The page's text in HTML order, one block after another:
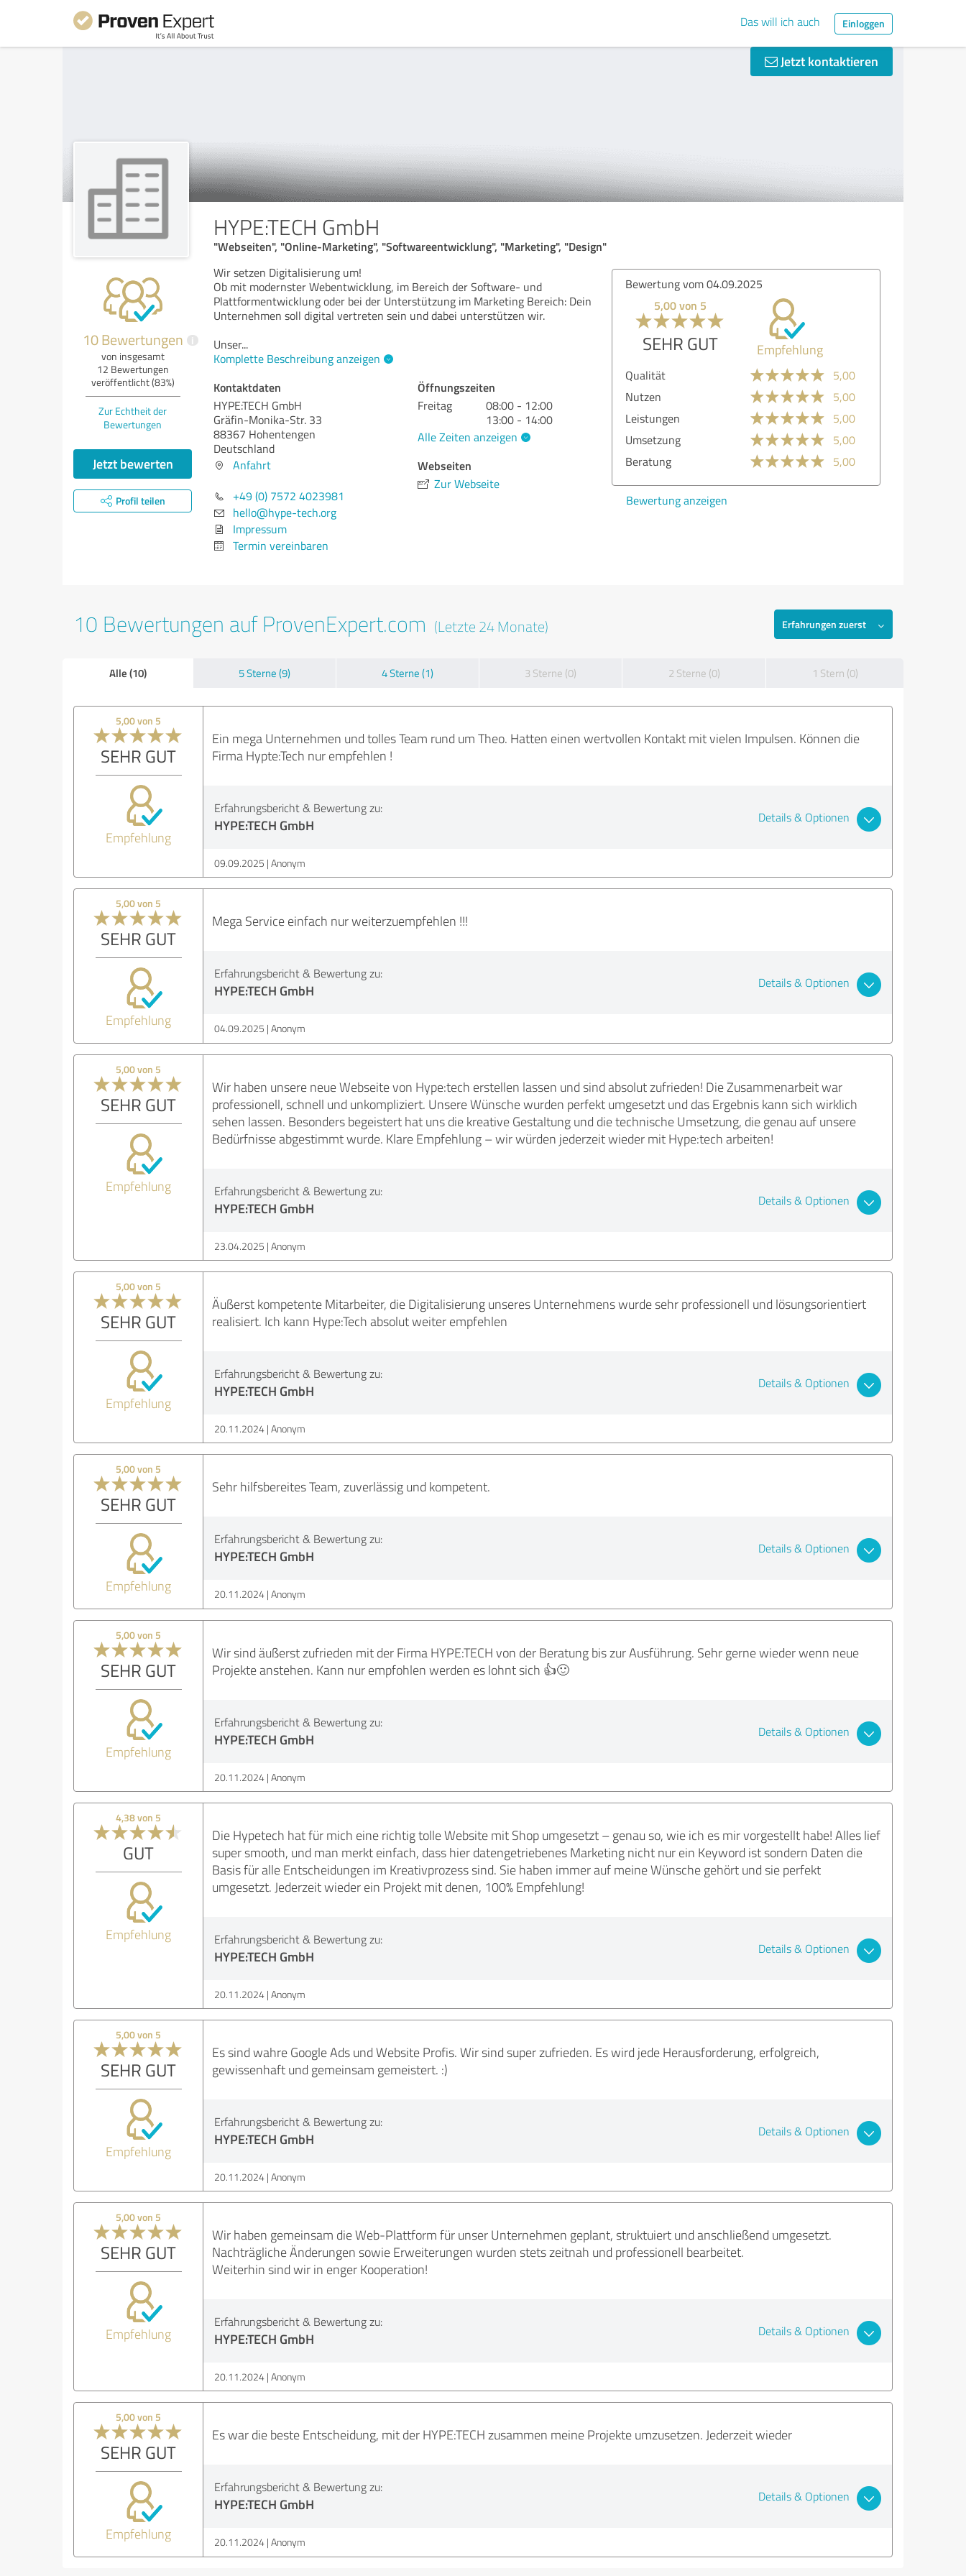
Das will ich auch Einloggen
Jetzt kontaktieren
HYPE:TECH GmbH
"Webseiten", "Online-Marketing", "Softwareentwicklung", "Marketing", "Design"
10 Bewertungen i
von insgesamt
12 Bewertungen
veröffentlicht (83%)
Zur Echtheit der
Bewertungen
Jetzt bewerten
Profil teilen
Wir setzen Digitalisierung um!
Ob mit modernster Webentwicklung, im Bereich der Software- und
Plattformentwicklung oder bei der Unterstützung im Marketing Bereich: Dein
Unternehmen soll digital vertreten sein und dabei unterstützen wir.
Unser...
Komplette Beschreibung anzeigen
Kontaktdaten
HYPE:TECH GmbH
Gräfin-Monika-Str. 33
88367 Hohentengen
Deutschland
Anfahrt
+49 (0) 7572 4023981
hello@hype-tech.org
Impressum
Termin vereinbaren
Öffnungszeiten
Freitag
08:00 - 12:00
13:00 - 14:00
Alle Zeiten anzeigen
Webseiten
Zur Webseite
Bewertung vom 04.09.2025
5,00 von 5
SEHR GUT Empfehlung
Qualität
5,00
Nutzen
5,00
Leistungen
5,00
Umsetzung
5,00
Beratung
5,00
Bewertung anzeigen
10 Bewertungen auf ProvenExpert.com (Letzte 24 Monate) Erfahrungen zuerst
Alle (10) 5 Sterne (9) 4 Sterne (1) 3 Sterne (0) 2 Sterne (0) 1 Stern (0)
5,00 von 5
SEHR GUT
Empfehlung
Ein mega Unternehmen und tolles Team rund um Theo. Hatten einen wertvollen Kontakt mit vielen Impulsen. Können die
Firma Hypte:Tech nur empfehlen !
Erfahrungsbericht & Bewertung zu:
HYPE:TECH GmbH Details & Optionen
09.09.2025 Anonym
5,00 von 5
SEHR GUT
Empfehlung
Mega Service einfach nur weiterzuempfehlen !!!
Erfahrungsbericht & Bewertung zu:
HYPE:TECH GmbH Details & Optionen
04.09.2025 Anonym
5,00 von 5
SEHR GUT
Empfehlung
Wir haben unsere neue Webseite von Hype:tech erstellen lassen und sind absolut zufrieden! Die Zusammenarbeit war
professionell, schnell und unkompliziert. Unsere Wünsche wurden perfekt umgesetzt und das Ergebnis kann sich wirklich
sehen lassen. Besonders begeistert hat uns die kreative Gestaltung und die technische Umsetzung, die genau auf unsere
Bedürfnisse abgestimmt wurde. Klare Empfehlung – wir würden jederzeit wieder mit Hype:tech arbeiten!
Erfahrungsbericht & Bewertung zu:
HYPE:TECH GmbH Details & Optionen
23.04.2025 Anonym
5,00 von 5
SEHR GUT
Empfehlung
Äußerst kompetente Mitarbeiter, die Digitalisierung unseres Unternehmens wurde sehr professionell und lösungsorientiert
realisiert. Ich kann Hype:Tech absolut weiter empfehlen
Erfahrungsbericht & Bewertung zu:
HYPE:TECH GmbH Details & Optionen
20.11.2024 Anonym
5,00 von 5
SEHR GUT
Empfehlung
Sehr hilfsbereites Team, zuverlässig und kompetent.
Erfahrungsbericht & Bewertung zu:
HYPE:TECH GmbH Details & Optionen
20.11.2024 Anonym
5,00 von 5
SEHR GUT
Empfehlung
Wir sind äußerst zufrieden mit der Firma HYPE:TECH von der Beratung bis zur Ausführung. Sehr gerne wieder wenn neue
Projekte anstehen. Kann nur empfohlen werden es lohnt sich 👍🙂
Erfahrungsbericht & Bewertung zu:
HYPE:TECH GmbH Details & Optionen
20.11.2024 Anonym
4,38 von 5
GUT
Empfehlung
Die Hypetech hat für mich eine richtig tolle Website mit Shop umgesetzt – genau so, wie ich es mir vorgestellt habe! Alles lief
super smooth, und man merkt einfach, dass hier datengetriebenes Marketing nicht nur ein Keyword ist sondern Daten die
Basis für alle Entscheidungen im Kreativprozess sind. Sie haben immer auf meine Wünsche gehört und sie perfekt
umgesetzt. Jederzeit wieder ein Projekt mit denen, 100% Empfehlung!
Erfahrungsbericht & Bewertung zu:
HYPE:TECH GmbH Details & Optionen
20.11.2024 Anonym
5,00 von 5
SEHR GUT
Empfehlung
Es sind wahre Google Ads und Website Profis. Wir sind super zufrieden. Es wird jede Herausforderung, erfolgreich,
gewissenhaft und gemeinsam gemeistert. :)
Erfahrungsbericht & Bewertung zu:
HYPE:TECH GmbH Details & Optionen
20.11.2024 Anonym
5,00 von 5
SEHR GUT
Empfehlung
Wir haben gemeinsam die Web-Plattform für unser Unternehmen geplant, struktuiert und anschließend umgesetzt.
Nachträgliche Änderungen sowie Erweiterungen wurden stets zeitnah und professionell bearbeitet.
Weiterhin sind wir in enger Kooperation!
Erfahrungsbericht & Bewertung zu:
HYPE:TECH GmbH Details & Optionen
20.11.2024 Anonym
5,00 von 5
SEHR GUT
Empfehlung
Es war die beste Entscheidung, mit der HYPE:TECH zusammen meine Projekte umzusetzen. Jederzeit wieder
Erfahrungsbericht & Bewertung zu:
HYPE:TECH GmbH Details & Optionen
20.11.2024 Anonym